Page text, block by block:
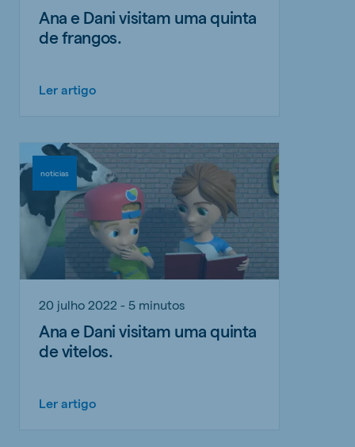
Ana e Dani visitam uma quinta
de frangos.
Ler artigo
noticias
20 julho 2022 - 5 minutos
Ana e Dani visitam uma quinta
de vitelos.
Ler artigo